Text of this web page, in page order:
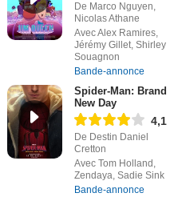
De Marco Nguyen,
Nicolas Athane
Avec Alex Ramires,
Jérémy Gillet, Shirley
Souagnon
Bande-annonce
Spider-Man: Brand
New Day
4,1
De Destin Daniel
Cretton
Avec Tom Holland,
Zendaya, Sadie Sink
Bande-annonce